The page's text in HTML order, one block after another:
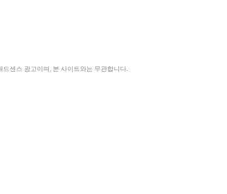
센스 광고이며, 본 사이트와는 무관합니다.